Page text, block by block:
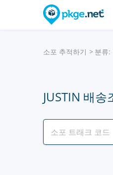
소포 추적하기 분류:
JUSTIN 배송